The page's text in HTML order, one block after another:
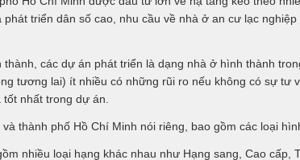
triển dân số cao, nhu cầu về nhà ở an cư lạc
các dự án phát triển là dạng nhà ở hình thành
tương lai) ít nhiều có những rũi ro nếu không có sự tư
nhất trong dự án.
thành phố Hồ Chí Minh nói riêng, bao gồm các loại
nhiều loại hạng khác nhau như Hạng sang, Cao